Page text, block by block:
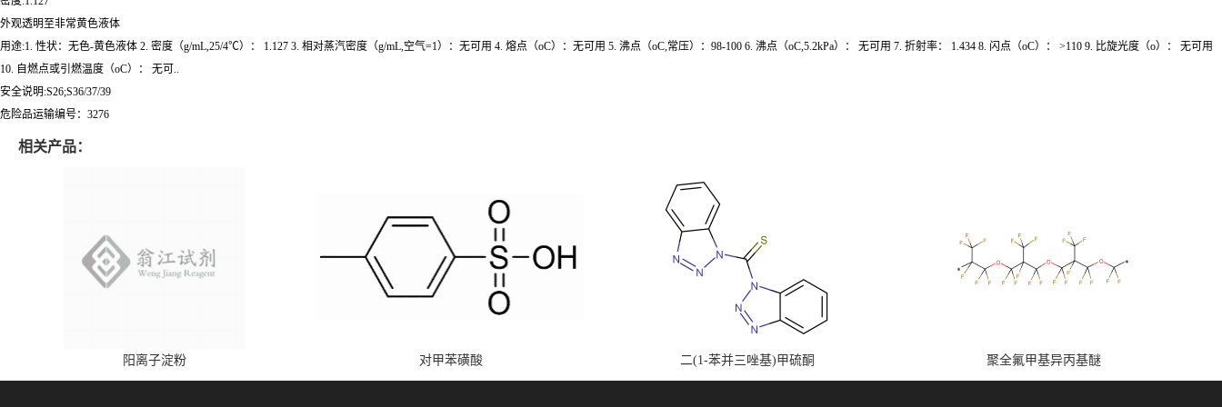
外观透明至非常黄色液体
用途:1. 性状：无色-黄色液体 2. 密度（g/mL,25/4℃）： 1.127 3. 相对蒸汽密度（g/mL,空气=1）：无可用 4. 熔点（oC）：无可用 5. 沸点（oC,常压）：98-100 6. 沸点（oC,5.2kPa）： 无可用 7. 折射率： 1.434 8. 闪点（oC）： >110 9. 比旋光度（o）： 无可用
10. 自燃点或引燃温度（oC）： 无可..
安全说明:S26;S36/37/39
危险品运输编号：3276
相关产品：
阳离子淀粉 对甲苯磺酸 二(1-苯并三唑基)甲硫酮 聚全氟甲基异丙基醚